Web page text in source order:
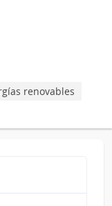
renovables